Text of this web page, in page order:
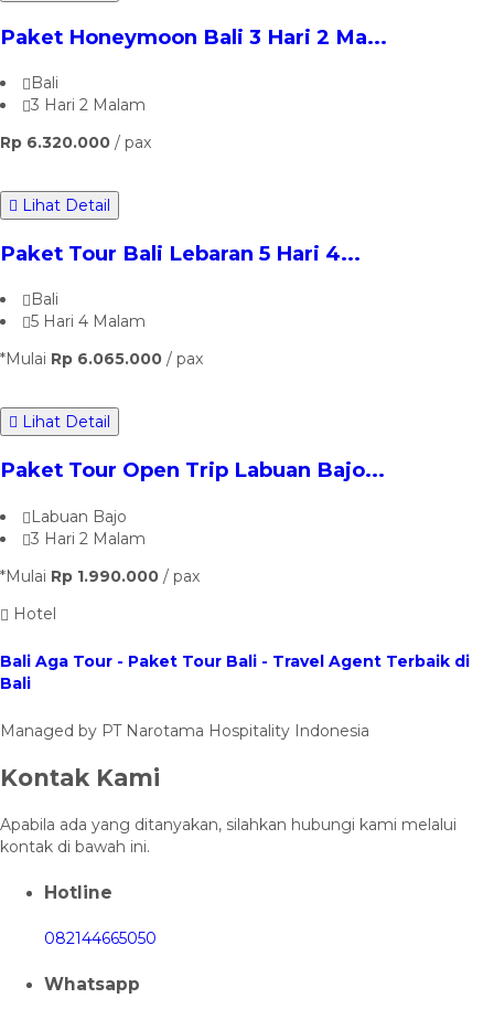
Paket Honeymoon Bali 3 Hari 2 Ma...
Bali
3 Hari 2 Malam
Rp 6.320.000 / pax
Lihat Detail
Paket Tour Bali Lebaran 5 Hari 4...
Bali
5 Hari 4 Malam
*Mulai Rp 6.065.000 / pax
Lihat Detail
Paket Tour Open Trip Labuan Bajo...
Labuan Bajo
3 Hari 2 Malam
*Mulai Rp 1.990.000 / pax
Hotel
Bali Aga Tour - Paket Tour Bali - Travel Agent Terbaik di
Bali
Managed by PT Narotama Hospitality Indonesia
Kontak Kami
Apabila ada yang ditanyakan, silahkan hubungi kami melalui
kontak di bawah ini.
Hotline
082144665050
Whatsapp